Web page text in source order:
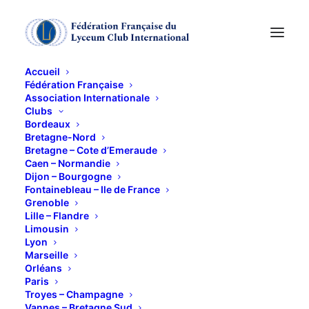
Accueil
Fédération Française
Association Internationale
Clubs
Bordeaux
Bretagne-Nord
Bretagne – Cote d’Emeraude
Caen – Normandie
Dijon – Bourgogne
Fontainebleau – Ile de France
Grenoble
Lille – Flandre
Limousin
Lyon
Marseille
Orléans
Paris
Troyes – Champagne
Avril à juin 2025
5 MAI 2025
Ce contenu est protégé par un mot de passe. Pour
le voir, veuillez saisir votre mot de passe ci-
dessous :